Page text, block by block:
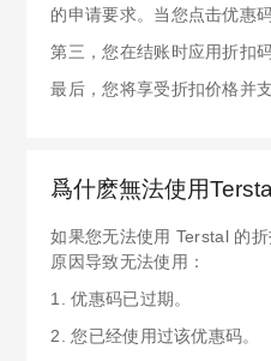
的申请要求。当您点击优惠
第三，您在结账时应用折扣码
最后，您将享受折扣价格并支
爲什麽無法使用
如果您无法使用 Terstal 的
原因导致无法使用：
1. 优惠码已过期。
2. 您已经使用过该优惠码。